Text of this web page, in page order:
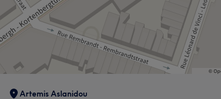
Artemis Aslanidou